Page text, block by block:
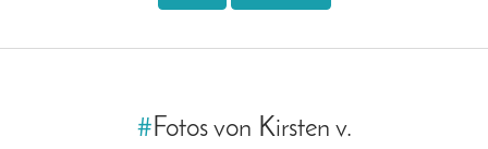
#Fotos von Kirsten v.